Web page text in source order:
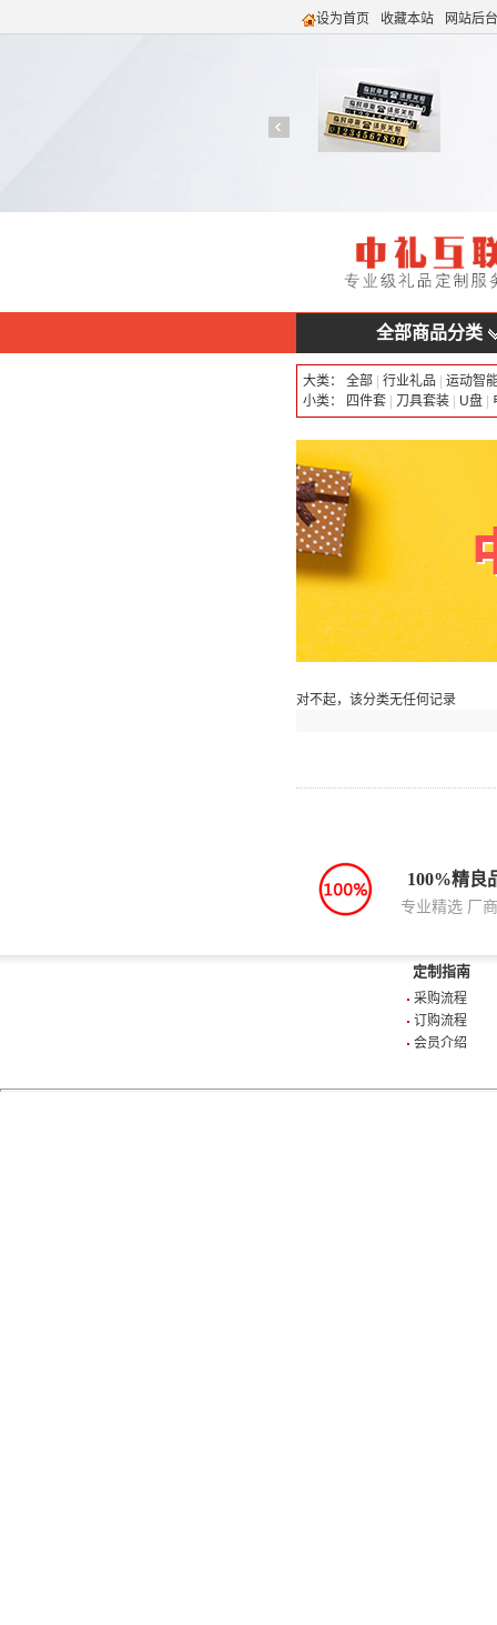
设为首页 收藏本站 网站后台
全部商品分类
大类： 全部 行业礼品
运动智
小类：
四件套 刀具套装 U盘
对不起，该分类无任何记录
100%精良
专业精选 厂
定制指南
采购流程
订购流程
会员介绍